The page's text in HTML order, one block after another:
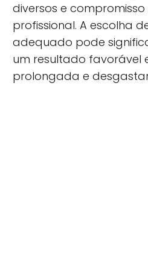
diversos e
profissional. A escolha
adequado pode
um resultado favorável
prolongada e